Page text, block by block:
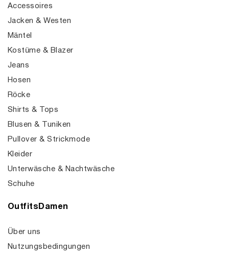
Accessoires
Jacken & Westen
Mäntel
Kostüme & Blazer
Jeans
Hosen
Röcke
Shirts & Tops
Blusen & Tuniken
Pullover & Strickmode
Kleider
Unterwäsche & Nachtwäsche
Schuhe
OutfitsDamen
Über uns
Nutzungsbedingungen